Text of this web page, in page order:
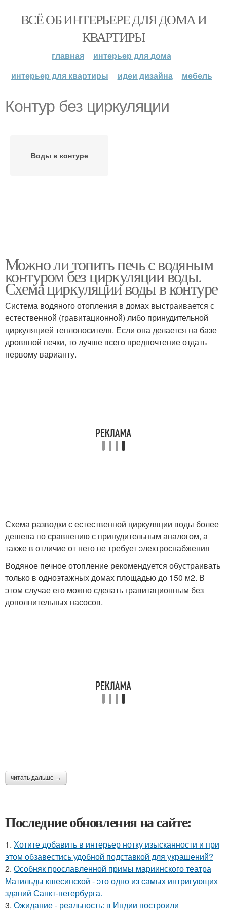
ВСЁ ОБ ИНТЕРЬЕРЕ ДЛЯ ДОМА И
КВАРТИРЫ
главная
интерьер для дома
интерьер для квартиры
идеи дизайна мебель
Контур без циркуляции
Воды в контуре
Можно ли топить печь с водяным
контуром без циркуляции воды.
Схема циркуляции воды в контуре
Система водяного отопления в домах выстраивается с
естественной (гравитационной) либо принудительной
циркуляцией теплоносителя. Если она делается на базе
дровяной печки, то лучше всего предпочтение отдать
первому варианту.
Схема разводки с естественной циркуляции воды более
дешева по сравнению с принудительным аналогом, а
также в отличие от него не требует электроснабжения
Водяное печное отопление рекомендуется обустраивать
только в одноэтажных домах площадью до 150 м2. В
этом случае его можно сделать гравитационным без
дополнительных насосов.
читать дальше →
Последние обновления на сайте:
1. Хотите добавить в интерьер нотку изысканности и при
этом обзавестись удобной подставкой для украшений?
2. Особняк прославленной примы мариинского театра
Матильды кшесинской - это одно из самых интригующих
зданий Санкт-петербурга.
3. Ожидание - реальность: в Индии построили